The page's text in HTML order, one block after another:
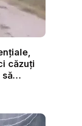
căzuți
să